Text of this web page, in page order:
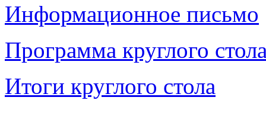
Информационное письмо
Программа круглого
Итоги круглого стола